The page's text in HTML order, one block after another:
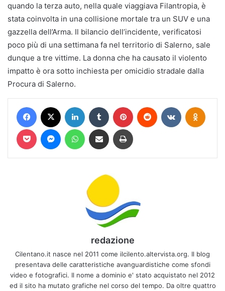
quando la terza auto, nella quale viaggiava Filantropia, è
stata coinvolta in una collisione mortale tra un SUV e una
gazzella dell’Arma. Il bilancio dell’incidente, verificatosi
poco più di una settimana fa nel territorio di Salerno, sale
dunque a tre vittime. La donna che ha causato il violento
impatto è ora sotto inchiesta per omicidio stradale dalla
Procura di Salerno.
Facebook LinkedIn Tumblr Pinterest Reddit VKontakte
Pocket MessengerWhatsAppCondividi via mail Stampa
redazione
Cilentano.it nasce nel 2011 come ilcilento.altervista.org. Il blog
presentava delle caratteristiche avanguardistiche come sfondi
video e fotografici. Il nome a dominio e' stato acquistato nel 2012
ed il sito ha mutato grafiche nel corso del tempo. Da oltre quattro